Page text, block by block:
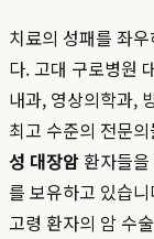
치료의 성패를 좌
다. 고대 구로병원
내과, 영상의학과,
최고 수준의 전문
성 대장암 환자들
를 보유하고 있습
고령 환자의 암 수